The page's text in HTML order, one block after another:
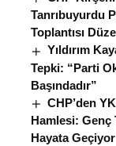
Tanrıbuyurdu
Toplantısı
Yıldırım
Tepki: “Parti
Başındadır”
CHP’den
Hamlesi: Genç
Hayata Geçiyor